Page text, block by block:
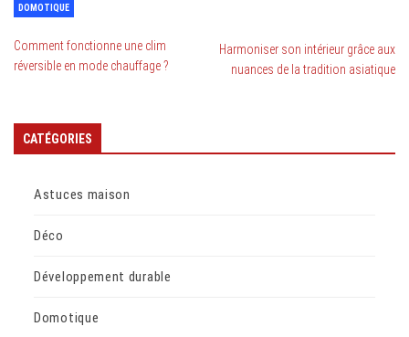
DOMOTIQUE
Comment fonctionne une clim
réversible en mode chauffage ?
Harmoniser son intérieur grâce aux
nuances de la tradition asiatique
CATÉGORIES
Astuces maison
Déco
Développement durable
Domotique